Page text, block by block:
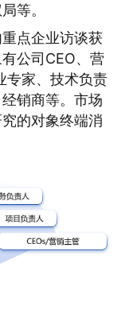
等。
点企业访谈获
公司CEO、营
专家、技术负责
销商等。市场
的对象终端消